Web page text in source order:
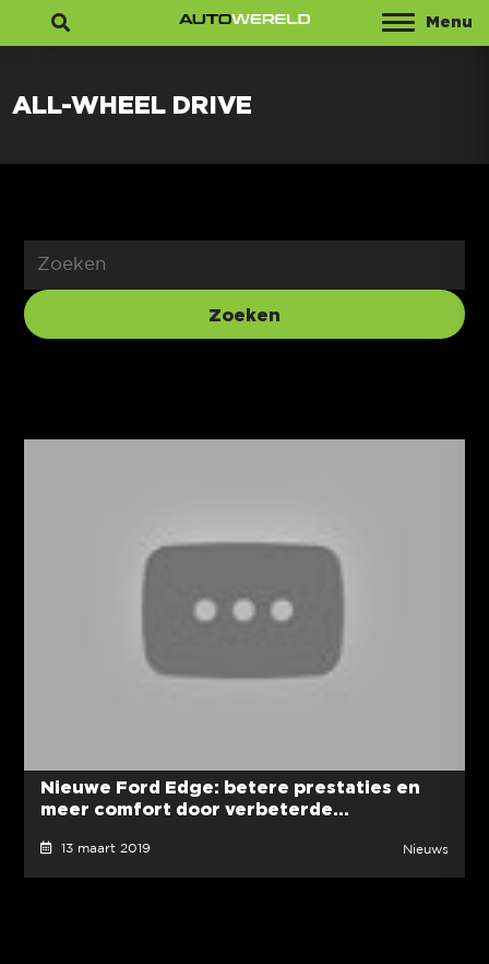
Menu
ALL-WHEEL DRIVE
Nieuwe Ford Edge: betere prestaties en
meer comfort door verbeterde...
13 maart 2019 Nieuws